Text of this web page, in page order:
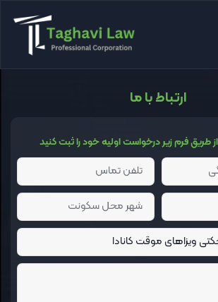
ارتباط با ما
طریق فرم زیر درخواست اولیه خود را ثبت کنید